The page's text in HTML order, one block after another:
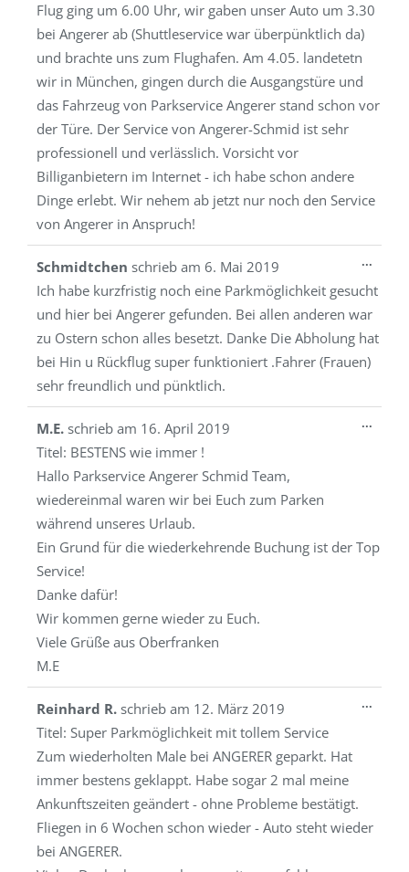
Flug ging um 6.00 Uhr, wir gaben unser Auto um 3.30
bei Angerer ab (Shuttleservice war überpünktlich da)
und brachte uns zum Flughafen. Am 4.05. landetetn
wir in München, gingen durch die Ausgangstüre und
das Fahrzeug von Parkservice Angerer stand schon vor
der Türe. Der Service von Angerer-Schmid ist sehr
professionell und verlässlich. Vorsicht vor
Billiganbietern im Internet - ich habe schon andere
Dinge erlebt. Wir nehem ab jetzt nur noch den Service
von Angerer in Anspruch!
Schmidtchen schrieb am 6. Mai 2019
Ich habe kurzfristig noch eine Parkmöglichkeit gesucht
und hier bei Angerer gefunden. Bei allen anderen war
zu Ostern schon alles besetzt. Danke Die Abholung hat
bei Hin u Rückflug super funktioniert .Fahrer (Frauen)
sehr freundlich und pünktlich.
...
ein-/
M.E. schrieb am 16. April 2019
Titel: BESTENS wie immer !
Hallo Parkservice Angerer Schmid Team,
wiedereinmal waren wir bei Euch zum Parken
während unseres Urlaub.
Ein Grund für die wiederkehrende Buchung ist der Top
Service!
Danke dafür!
Wir kommen gerne wieder zu Euch.
Viele Grüße aus Oberfranken
M.E
...
Reinhard R. schrieb am 12. März 2019
Titel: Super Parkmöglichkeit mit tollem Service
Zum wiederholten Male bei ANGERER geparkt. Hat
immer bestens geklappt. Habe sogar 2 mal meine
Ankunftszeiten geändert - ohne Probleme bestätigt.
Fliegen in 6 Wochen schon wieder - Auto steht wieder
bei ANGERER.
...